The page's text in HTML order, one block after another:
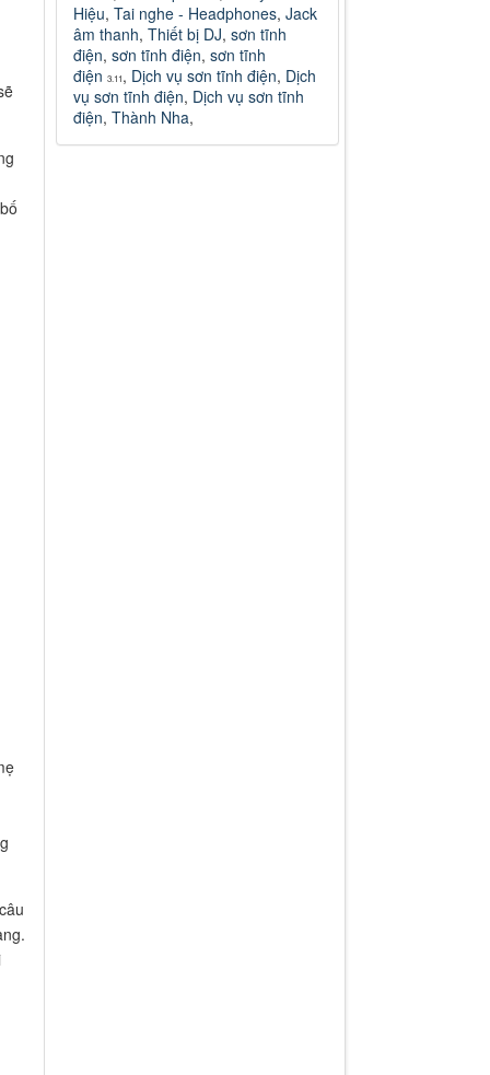
Hiệu, Tai nghe - Headphones, Jack
âm thanh, Thiết bị DJ, sơn tĩnh
điện, sơn tĩnh điện, sơn tĩnh
điện 3.11, Dịch vụ sơn tĩnh điện, Dịch
vụ sơn tĩnh điện, Dịch vụ sơn tĩnh
điện, Thành Nha,